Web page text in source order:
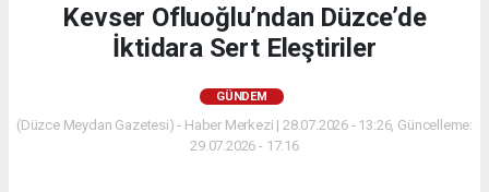
Kevser Ofluoğlu’ndan Düzce’de
İktidara Sert Eleştiriler
GÜNDEM
(Düzce Meydan Gazetesi) - Haber Merkezi | 28.07.2026 - 13:26, Güncelleme:
29.07.2026 - 17:16